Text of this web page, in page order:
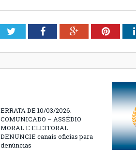
TwitterFacebookGoogle+
ERRATA DE 10/03/2026.
COMUNICADO – ASSÉDIO
MORAL E ELEITORAL –
DENUNCIE canais oficias para
denúncias